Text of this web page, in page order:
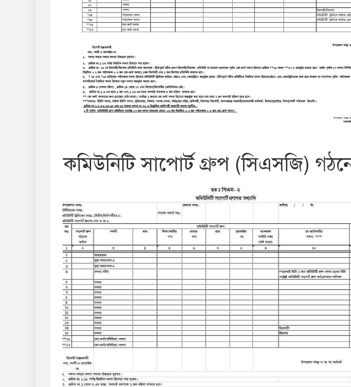
কমিউনিটি সাপোর্ট গ্রুপ (সিএসজি)